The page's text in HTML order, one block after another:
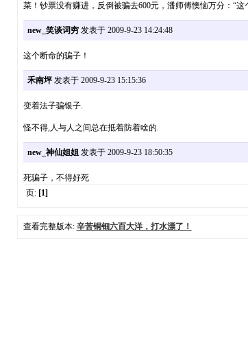
菜！钞票没有赚进，反倒被骗去600元，潘师傅懊恼万分：“这
new_笑谈词穷发表于 2009-9-23 14:24:48
这个断命的骗子！
禾南坪发表于 2009-9-23 15:15:36
变着法子骗银子.
怪不得,人与人之间总在抵着防着啥的.
new_神仙姐姐发表于 2009-9-23 18:50:35
死骗子，不得好死
页: [1]
查看完整版本: 辛苦铜钿六百大洋，打水漂了！